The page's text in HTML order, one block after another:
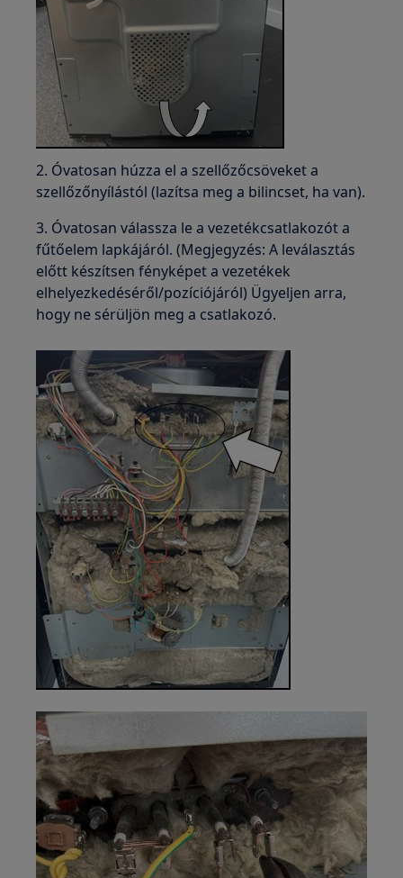
2. Óvatosan húzza el a szellőzőcsöveket a
szellőzőnyílástól (lazítsa meg a bilincset, ha van).
3. Óvatosan válassza le a vezetékcsatlakozót a
fűtőelem lapkájáról. (Megjegyzés: A leválasztás
előtt készítsen fényképet a vezetékek
elhelyezkedéséről/pozíciójáról) Ügyeljen arra,
hogy ne sérüljön meg a csatlakozó.